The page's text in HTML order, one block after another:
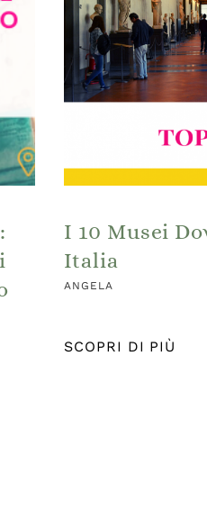
I 10 Musei
Italia
ANGELA
SCOPRI DI PIÙ